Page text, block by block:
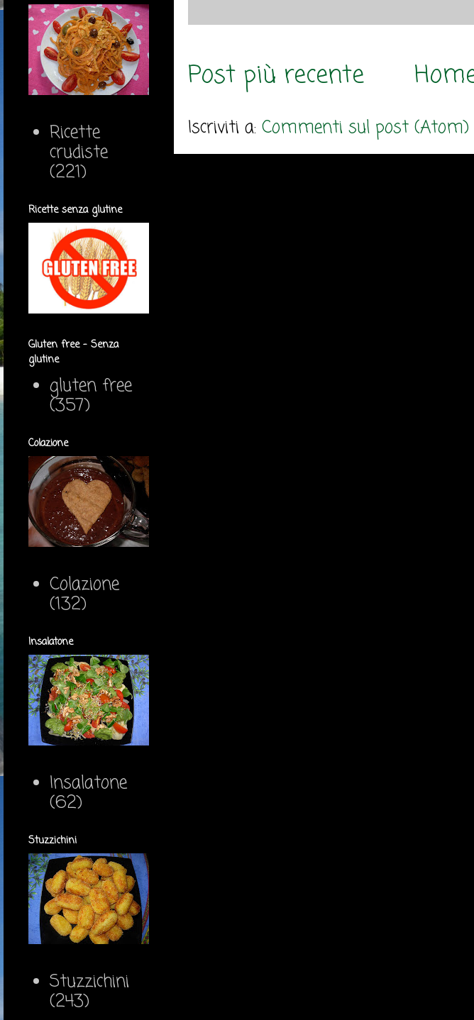
Post più recente
Iscriviti a: Commenti sul post (Atom)
Ricette
crudiste
(221)
Ricette senza glutine
Gluten free - Senza
glutine
gluten free
(357)
Colazione
Colazione
(132)
Insalatone
Insalatone
(62)
Stuzzichini
Stuzzichini
(243)